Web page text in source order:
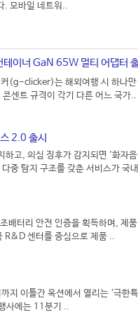
. 모바일 네트워..
이너 GaN 65W 멀티 어댑터
(g-clicker)는 해외여행 시 하나만
센트 규격이 각기 다른 어느 국가..
2.0 출시
고, 의심 징후가 감지되면 '화자음
중 탐지 구조를 갖춘 서비스가 국
배터리 안전 인증을 획득하며, 제
R&D 센터를 중심으로 제품 ..
이틀간 옥션에서 열리는 ‘극한특
사에는 11분기 ..